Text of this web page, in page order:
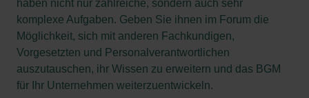
haben nicht nur zahlreiche, sondern auch sehr
komplexe Aufgaben. Geben Sie ihnen im Forum die
Möglichkeit, sich mit anderen Fachkundigen,
Vorgesetzten und Personalverantwortlichen
auszutauschen, ihr Wissen zu erweitern und das BGM
für Ihr Unternehmen weiterzuentwickeln.